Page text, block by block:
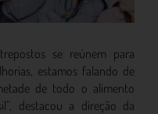
se reúnem para
estamos falando de
de todo o alimento
destacou a direção da